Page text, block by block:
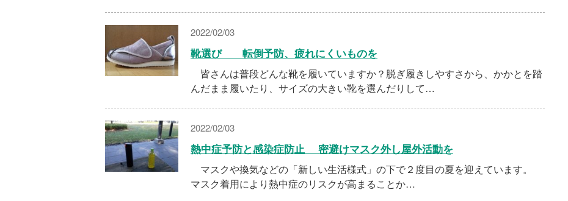
2022/02/03
靴選び 転倒予防、疲れにくいものを
皆さんは普段どんな靴を履いていますか？脱ぎ履きしやすさから、かかとを踏
んだまま履いたり、サイズの大きい靴を選んだりして…
2022/02/03
熱中症予防と感染症防止 密避けマスク外し屋外活動を
マスクや換気などの「新しい生活様式」の下で２度目の夏を迎えています。
マスク着用により熱中症のリスクが高まることか…